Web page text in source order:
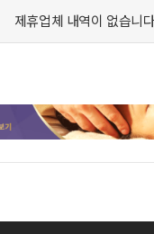
제휴업체 내역이 없습니